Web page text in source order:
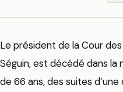
Le président de la Cour
Séguin, est décédé dans la
de 66 ans, des suites